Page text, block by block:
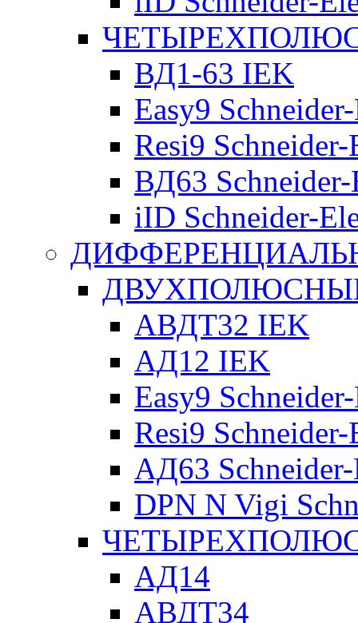
ВД1-63 IEK
Easy9
Resi9
ВД63
iID Schneider-
АВДТ32 IEK
АД12 IEK
Easy9
Resi9
АД63
DPN N Vigi
АД14
АВДТ34